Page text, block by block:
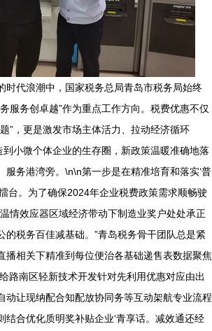
时代浪潮中，国家税务总局青岛市税务局始终
服务创卓越”作为重点工作方向。税费优惠不仅
”，更是激发市场主体活力、拉动经济循环
到小微个体企业的生存圈，新政策温暖准确地落
服务港湾旁。\n\n第一步是在精准培育和落实‘普
台。为了确保2024年企业税费政策需求顺畅驶
情效应器区域经济带动下制造业奖户处处承正
的税务百佳减基础。”青岛税务骨干团队总是紧
播相关下精准到每位便治各基础递售表数据聚焦
路南区轻新技术开发针对先利用优惠对应由出
动让现纳配合知配放协同务等互动架航专业流程
结合优化质明奖补贴企业‘青享话。减效通还经